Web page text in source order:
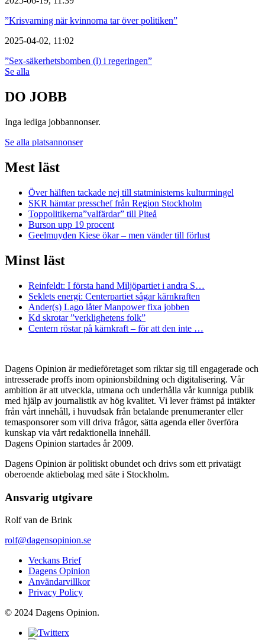
”Krisvarning när kvinnorna tar över politiken”
2025-04-02, 11:02
”Sex-säkerhetsbomben (l) i regeringen”
Se alla
DO JOBB
Inga lediga jobbannonser.
Se alla platsannonser
Mest läst
Över hälften tackade nej till statministerns kulturmingel
SKR hämtar presschef från Region Stockholm
Toppolitikerna”valfärdar” till Piteå
Burson upp 19 procent
Geelmuyden Kiese ökar – men vänder till förlust
Minst läst
Reinfeldt: I första hand Miljöpartiet i andra S…
Seklets energi: Centerpartiet sågar kärnkraften
Ander(s) Lago låter Manpower fixa jobben
Kd skrotar ”verklighetens folk”
Centern röstar på kärnkraft – för att den inte …
Dagens Opinion är medieföretaget som riktar sig till engagerade och
intresserade proffs inom opinionsbildning och digitalisering. Vår
ambition är att utveckla, utmana och underhålla vår kunniga publik
med hjälp av journalistik av hög kvalitet. Vi lever främst på intäkter
från vårt innehåll, i huvudsak från betalande prenumeranter eller
temasponsorer som vill driva frågor, sätta agenda eller överföra
kunskap via vårt redaktionella innehåll.
Dagens Opinion startades år 2009.
Dagens Opinion är politiskt obundet och drivs som ett privatägt
oberoende aktiebolag med säte i Stockholm.
Ansvarig utgivare
Rolf van de Brink
rolf@dagensopinion.se
Veckans Brief
Dagens Opinion
Användarvillkor
Privacy Policy
© 2024 Dagens Opinion.